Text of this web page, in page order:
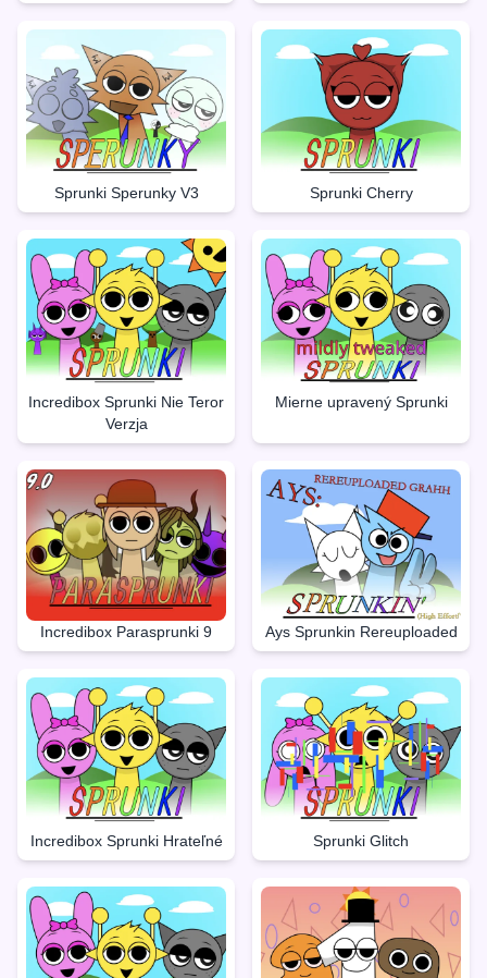
Sprunki Sperunky V3 Sprunki Cherry
Incredibox Sprunki Nie Teror
Verzja
Mierne upravený Sprunki
Incredibox Parasprunki 9 Ays Sprunkin Rereuploaded
Incredibox Sprunki Hrateľné Sprunki Glitch